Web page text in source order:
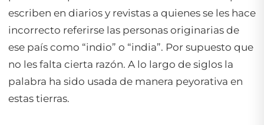
escriben en diarios y revistas a quienes se les hace
incorrecto referirse las personas originarias de
ese país como “indio” o “india”. Por supuesto que
no les falta cierta razón. A lo largo de siglos la
palabra ha sido usada de manera peyorativa en
estas tierras.